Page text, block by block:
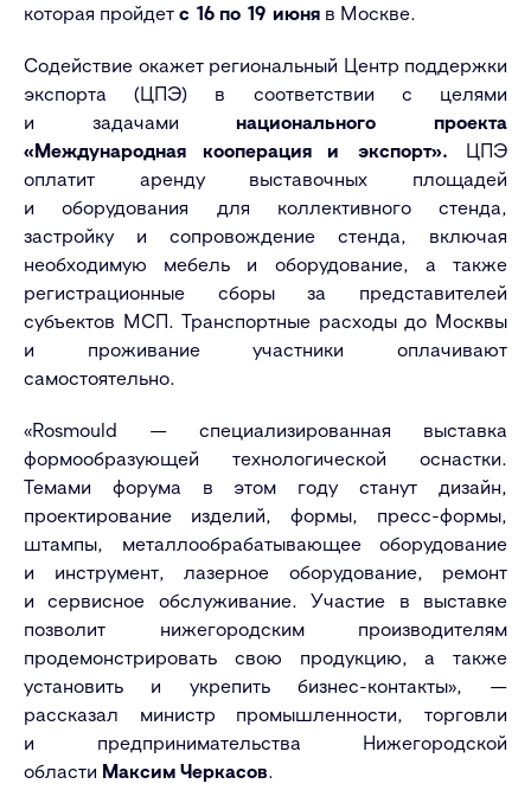
которая пройдет с 16 по 19 июня в Москве.
Содействие окажет региональный Центр поддержки
экспорта (ЦПЭ) в соответствии с целями
и задачами национального проекта
«Международная кооперация и экспорт». ЦПЭ
оплатит аренду выставочных площадей
и оборудования для коллективного стенда,
застройку и сопровождение стенда, включая
необходимую мебель и оборудование, а также
регистрационные сборы за представителей
субъектов МСП. Транспортные расходы до Москвы
и проживание участники оплачивают
самостоятельно.
«Rosmould — специализированная выставка
формообразующей технологической оснастки.
Темами форума в этом году станут дизайн,
проектирование изделий, формы, пресс-формы,
штампы, металлообрабатывающее оборудование
и инструмент, лазерное оборудование, ремонт
и сервисное обслуживание. Участие в выставке
позволит нижегородским производителям
продемонстрировать свою продукцию, а также
установить и укрепить бизнес-контакты», —
рассказал министр промышленности, торговли
и предпринимательства Нижегородской
области Максим Черкасов.